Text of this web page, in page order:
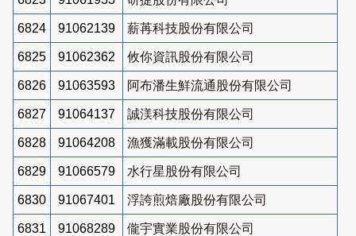
6824 91062139 薪苒科技股份有限公司
6825 91062362 攸你資訊股份有限公司
6826 91063593 阿布潘生鮮流通股份有限公司
6827 91064137 誠渼科技股份有限公司
6828 91064208 漁獲滿載股份有限公司
6829 91066579 水行星股份有限公司
6830 91067401 浮誇煎焙廠股份有限公司
6831 91068289 儱宇實業股份有限公司